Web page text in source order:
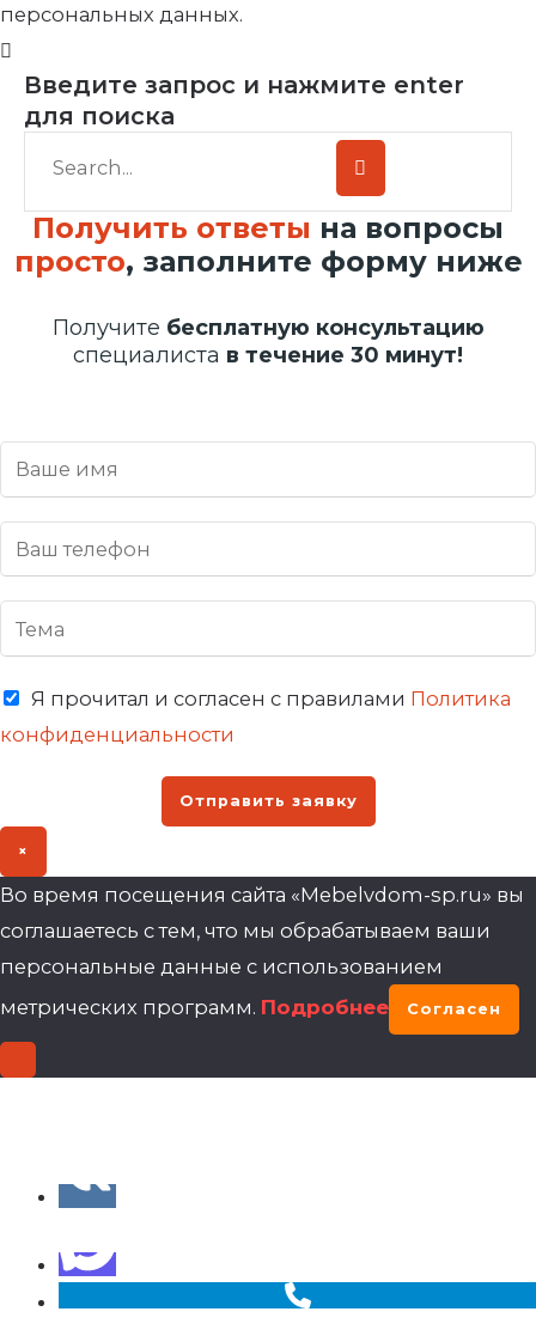
персональных данных.
Введите запрос и нажмите enter
для поиска
Получить ответы на вопросы
просто, заполните форму ниже
Получите бесплатную консультацию
специалиста в течение 30 минут!
Я прочитал и согласен с правилами Политика
конфиденциальности
Отправить заявку
×
Во время посещения сайта «Mebelvdom-sp.ru» вы
соглашаетесь с тем, что мы обрабатываем ваши
персональные данные с использованием
метрических программ. Подробнее Согласен